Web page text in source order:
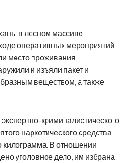
в лесном массиве
оперативных мероприятий
место проживания
и изъяли пакет и
веществом, а также
криминалистического
наркотического средства
килограмма. В отношении
уголовное дело, им избрана